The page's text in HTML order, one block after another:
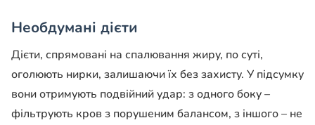
Необдумані дієти
Дієти, спрямовані на спалювання жиру, по суті,
оголюють нирки, залишаючи їх без захисту. У підсумку
вони отримують подвійний удар: з одного боку –
фільтрують кров з порушеним балансом, з іншого – не